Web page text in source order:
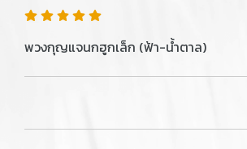
พวงกุญแจนกฮูกเล็ก (ฟ้า-น้ำตาล)